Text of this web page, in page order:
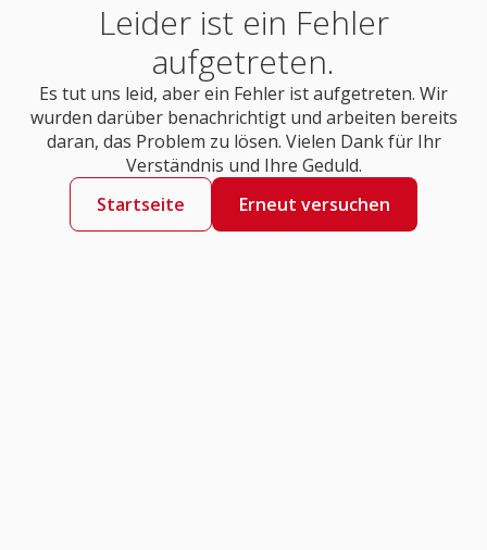
Leider ist ein Fehler
aufgetreten.
Es tut uns leid, aber ein Fehler ist aufgetreten. Wir
wurden darüber benachrichtigt und arbeiten bereits
daran, das Problem zu lösen. Vielen Dank für Ihr
Verständnis und Ihre Geduld.
Startseite
Erneut versuchen